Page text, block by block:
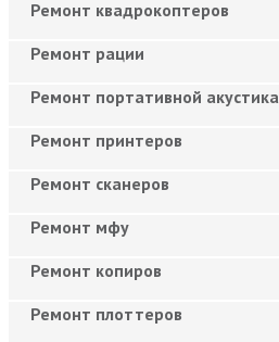
Ремонт квадрокоптеров
Ремонт рации
Ремонт портативной акустика
Ремонт принтеров
Ремонт сканеров
Ремонт мфу
Ремонт копиров
Ремонт плоттеров